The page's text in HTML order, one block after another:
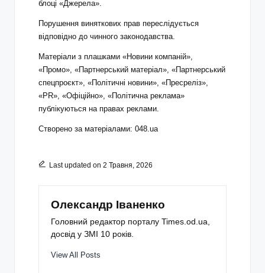
блоці «Джерела».
Порушення виняткових прав переслідується
відповідно до чинного законодавства.
Матеріали з плашками «Новини компаній»,
«Промо», «Партнерський матеріал», «Партнерський
спецпроєкт», «Політичні новини», «Пресреліз»,
«PR», «Офіційно», «Політична реклама»
публікуються на правах реклами.
Створено за матеріалами: 048.ua
Last updated on 2 Травня, 2026
Олександр Іваненко
Головний редактор порталу Times.od.ua,
досвід у ЗМІ 10 років.
View All Posts